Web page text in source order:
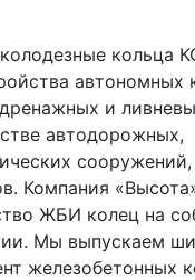
кольца
автономных
и
автодорожных,
Компания
ЖБИ колец на
Мы выпускаем
железобетонных